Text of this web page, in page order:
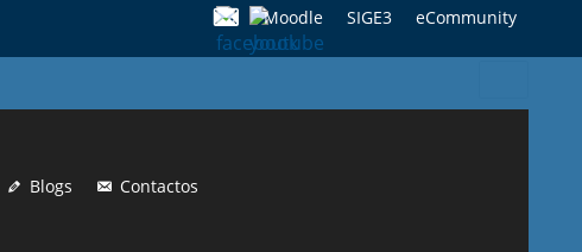
Moodle SIGE3 eCommunity
for:
Blogs Contactos